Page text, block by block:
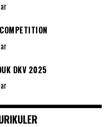
DKV 2025